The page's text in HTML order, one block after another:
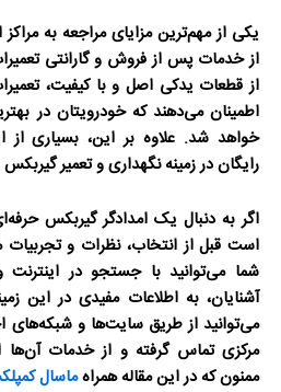
یکی از مهم‌ترین مزایای مراجعه به
از خدمات پس از فروش و گارانتی
از قطعات یدکی اصل و با کیفیت،
اطمینان می‌دهند که خودرویتان در
خواهد شد. علاوه بر این، بسیاری از
رایگان در زمینه نگهداری و تعمیر گیربکس
اگر به دنبال یک امدادگر گیربکس
است قبل از انتخاب، نظرات و تجربیات
شما می‌توانید با جستجو در
آشنایان، به اطلاعات مفیدی در این
می‌توانید از طریق سایت‌ها و شبکه‌های
مرکزی تماس گرفته و از خدمات
ممنون که در این مقاله همراهماسال